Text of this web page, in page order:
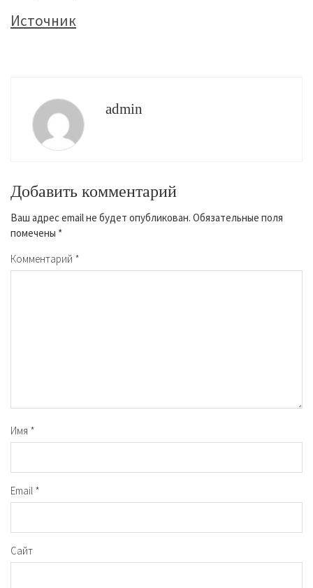
Источник
admin
Добавить комментарий
Ваш адрес email не будет опубликован. Обязательные поля
помечены *
Комментарий *
Имя *
Email *
Сайт